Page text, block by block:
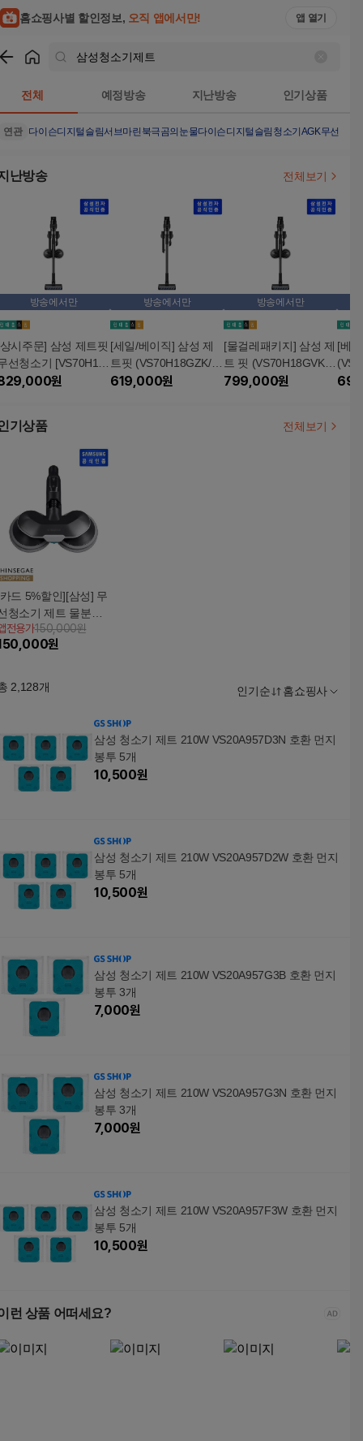
홈쇼핑사별 할인정보, 오직 앱에서만! 앱 열기
전체 예정방송 지난방송 인기상품
연관 다이슨디지털슬림서브마린 북극곰의눈물다이슨디지털슬림청소기 AGK무선청소
난방송 전체보기
방송에서만
시주문] 삼성 제트핏
선청소기 [VS70H18
VS70H18GVK]
원
방송에서만
[세일/베이직] 삼성 제
트핏 (VS70H18GZK/V
S70H18GZG)
619,000원
방송에서만
[물걸레패키지] 삼성 제
트 핏 (VS70H18GVK/V
S70H18GVG)
799,000원
[베
기상품 전체보기
드 5%할인][삼성] 무
청소기 제트 물분사
걸레 브러시 VCA-W
전용가150,000원
원
2,128개 인기순 홈쇼핑사
삼성 청소기 제트 210W VS20A957D3N 호환 먼지
봉투 5개
10,500원
삼성 청소기 제트 210W VS20A957D2W 호환 먼지
봉투 5개
10,500원
삼성 청소기 제트 210W VS20A957G3B 호환 먼지
봉투 3개
7,000원
삼성 청소기 제트 210W VS20A957G3N 호환 먼지
봉투 3개
7,000원
삼성 청소기 제트 210W VS20A957F3W 호환 먼지
봉투 5개
10,500원
런 상품 어떠세요?